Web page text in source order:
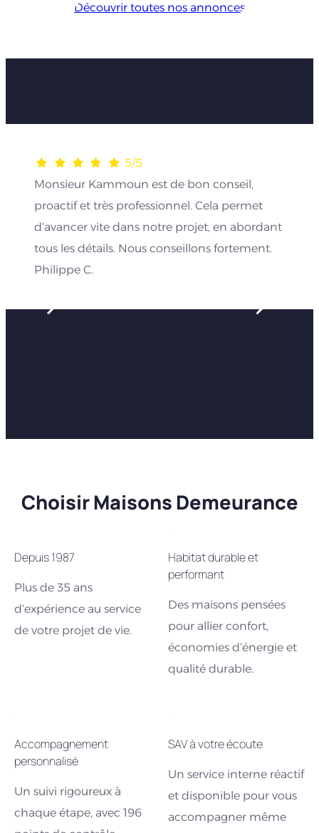
Découvrir toutes nos annonces
5/5
Monsieur Kammoun est de bon conseil,
proactif et très professionnel. Cela permet
d’avancer vite dans notre projet, en abordant
tous les détails. Nous conseillons fortement.
Philippe C.
Choisir Maisons Demeurance
Depuis 1987
Plus de 35 ans
d’expérience au service
de votre projet de vie.
Habitat durable et
performant
Des maisons pensées
pour allier confort,
économies d’énergie et
qualité durable.
Accompagnement
personnalisé
Un suivi rigoureux à
chaque étape, avec 196
SAV à votre écoute
Un service interne réactif
et disponible pour vous
accompagner même